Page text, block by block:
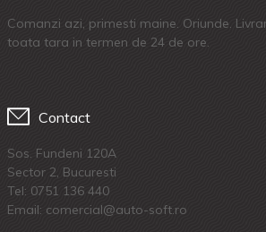
Comanzi azi, primesti maine. Oriunde.
toata tara in termen de 24 de ore.
Contact
Sos. Fundeni 120A
Sector 2, Bucuresti
Tel: 0751 136 440
Email: comercial@auto-soft.ro